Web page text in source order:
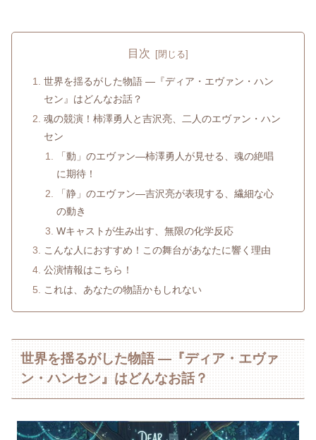
目次
世界を揺るがした物語 ―『ディア・エヴァン・ハン
セン』はどんなお話？
魂の競演！柿澤勇人と吉沢亮、二人のエヴァン・ハン
セン
「動」のエヴァン―柿澤勇人が見せる、魂の絶唱
に期待！
「静」のエヴァン―吉沢亮が表現する、繊細な心
の動き
Wキャストが生み出す、無限の化学反応
こんな人におすすめ！この舞台があなたに響く理由
公演情報はこちら！
これは、あなたの物語かもしれない
世界を揺るがした物語 ―『ディア・エヴァ
ン・ハンセン』はどんなお話？